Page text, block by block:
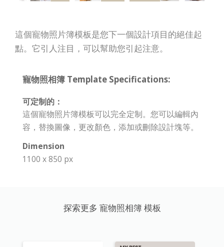
這個寵物照片簿模板是您下一個設計項目的絕佳起
點。它引人注目，可以幫助您引起注意。
寵物照相簿 Template Specifications:
可定制的：
這個寵物照片簿模板可以完全定制。您可以編輯內
容，替換圖像，更改顏色，添加或刪除設計塊等。
Dimension
1100 x 850 px
探索更多 寵物照相簿 模板